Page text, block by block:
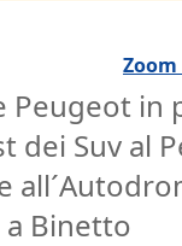
Peugeot in
dei Suv al
a Binetto